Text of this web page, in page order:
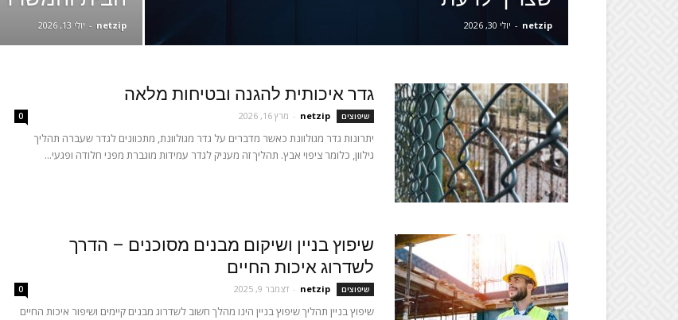
netzip
- יולי 30, 2026 netzip
- יולי 13, 2026
גדר איכותית להגנה ובטיחות מלאה
שיפוצים netzip
- מרץ 16, 2026 0
יתרונות גדר מגולוונת כאשר מדברים על גדר מגולוונת, מתכוונים לגדר שעברה תהליך
גילוון, כלומר ציפוי אבץ. תהליך זה מעניק לגדר עמידות מוגברת מפני חלודה ופגעי...
שיפוץ בניין ושיקום מבנים מסוכנים – הדרך
לשדרוג איכות החיים
שיפוצים netzip
- דצמבר 9, 2025 0
שיפוץ בניין תהליך שיפוץ בניין הינו מהלך חשוב לשדרוג מבנים קיימים ושיפור איכות החיים